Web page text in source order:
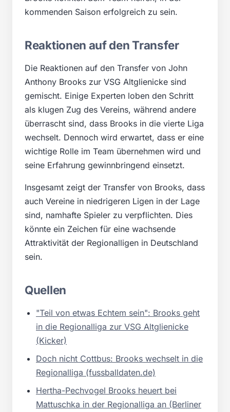
kommenden Saison erfolgreich zu sein.
Reaktionen auf den Transfer
Die Reaktionen auf den Transfer von John
Anthony Brooks zur VSG Altglienicke sind
gemischt. Einige Experten loben den Schritt
als klugen Zug des Vereins, während andere
überrascht sind, dass Brooks in die vierte Liga
wechselt. Dennoch wird erwartet, dass er eine
wichtige Rolle im Team übernehmen wird und
seine Erfahrung gewinnbringend einsetzt.
Insgesamt zeigt der Transfer von Brooks, dass
auch Vereine in niedrigeren Ligen in der Lage
sind, namhafte Spieler zu verpflichten. Dies
könnte ein Zeichen für eine wachsende
Attraktivität der Regionalligen in Deutschland
sein.
Quellen
"Teil von etwas Echtem sein": Brooks geht
in die Regionalliga zur VSG Altglienicke
(Kicker)
Doch nicht Cottbus: Brooks wechselt in die
Regionalliga (fussballdaten.de)
Hertha-Pechvogel Brooks heuert bei
Mattuschka in der Regionalliga an (Berliner